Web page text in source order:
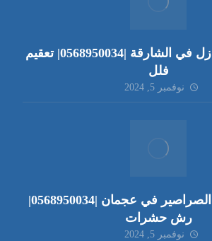
شركة تعقيم منازل في الشارقة |0568950034| تعقيم
فلل
نوفمبر 5, 2024
شركة مكافحة الصراصير في عجمان |0568950034|
رش حشرات
نوفمبر 5, 2024